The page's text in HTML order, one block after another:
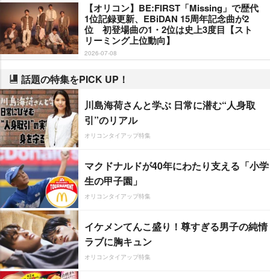
【オリコン】BE:FIRST「Missing」で歴代
1位記録更新、EBiDAN 15周年記念曲が2
位 初登場曲の1・2位は史上3度目【スト
リーミング上位動向】
2026-07-08
話題の特集をPICK UP！
川島海荷さんと学ぶ 日常に潜む“人身取
引”のリアル
オリコンタイアップ特集
マクドナルドが40年にわたり支える「小学
生の甲子園」
オリコンタイアップ特集
イケメンてんこ盛り！尊すぎる男子の純情
ラブに胸キュン
オリコンタイアップ特集